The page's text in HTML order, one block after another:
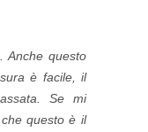
Anche questo
è facile, il
Se mi
questo è il